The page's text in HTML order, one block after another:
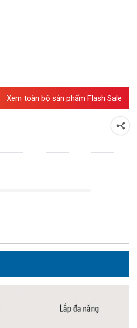
Xem toàn bộ sản phẩm Flash Sale